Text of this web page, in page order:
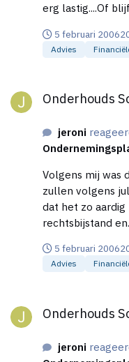
erg lastig....Of
Dus zeg maar
voor alle
5 februari 2006
Advies
Onderhouds
jeroni
Volgens mij was
zullen volgens
dat het zo
rechtsbijstand en
5 februari 2006
Advies
Onderhouds
jeroni